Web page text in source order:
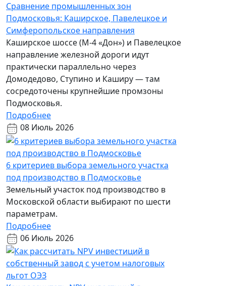
Сравнение промышленных зон
Подмосковья: Каширское, Павелецкое и
Симферопольское направления
Каширское шоссе (М-4 «Дон») и Павелецкое
направление железной дороги идут
практически параллельно через
Домодедово, Ступино и Каширу — там
сосредоточены крупнейшие промзоны
Подмосковья.
Подробнее
08 Июль 2026
6 критериев выбора земельного участка
под производство в Подмосковье
Земельный участок под производство в
Московской области выбирают по шести
параметрам.
Подробнее
06 Июль 2026